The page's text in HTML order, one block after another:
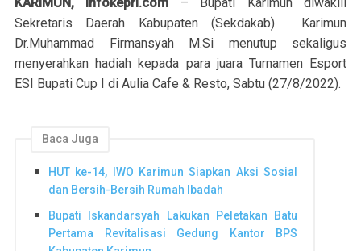
Sekretaris Daerah Kabupaten (Sekdakab) Karimun
Dr.Muhammad Firmansyah M.Si menutup sekaligus
menyerahkan hadiah kepada para juara Turnamen Esport
ESI Bupati Cup I di Aulia Cafe & Resto, Sabtu (27/8/2022).
Baca Juga
HUT ke-14, IWO Karimun Siapkan Aksi Sosial
dan Bersih-Bersih Rumah Ibadah
Bupati Iskandarsyah Lakukan Peletakan Batu
Pertama Revitalisasi Gedung Kantor BPS